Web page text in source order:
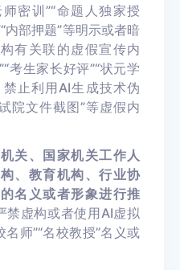
密训”“命题人独家授
内部押题”等明示或者暗
有关联的虚假宣传内
考生家长好评”“状元学
止利用AI生成技术伪
院文件截图”等虚假内
关、国家机关工作人
、教育机构、行业协
名义或者形象进行推
禁虚构或者使用AI虚拟
名师”“名校教授”名义或